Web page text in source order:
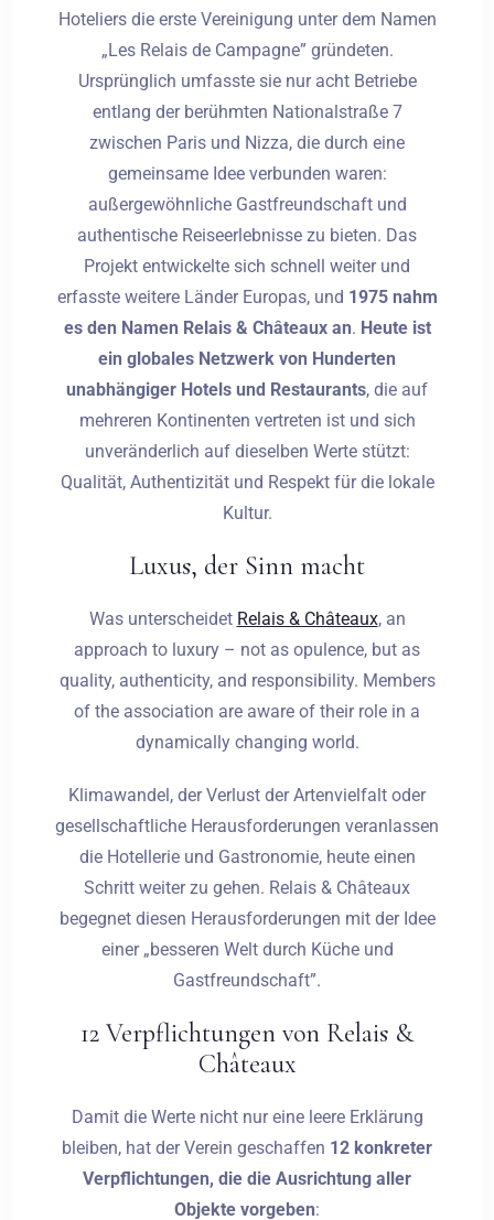
Hoteliers die erste Vereinigung unter dem Namen
„Les Relais de Campagne” gründeten.
Ursprünglich umfasste sie nur acht Betriebe
entlang der berühmten Nationalstraße 7
zwischen Paris und Nizza, die durch eine
gemeinsame Idee verbunden waren:
außergewöhnliche Gastfreundschaft und
authentische Reiseerlebnisse zu bieten. Das
Projekt entwickelte sich schnell weiter und
erfasste weitere Länder Europas, und 1975 nahm
es den Namen Relais & Châteaux an. Heute ist
ein globales Netzwerk von Hunderten
unabhängiger Hotels und Restaurants, die auf
mehreren Kontinenten vertreten ist und sich
unveränderlich auf dieselben Werte stützt:
Qualität, Authentizität und Respekt für die lokale
Kultur.
Luxus, der Sinn macht
Was unterscheidet Relais & Châteaux, an
approach to luxury – not as opulence, but as
quality, authenticity, and responsibility. Members
of the association are aware of their role in a
dynamically changing world.
Klimawandel, der Verlust der Artenvielfalt oder
gesellschaftliche Herausforderungen veranlassen
die Hotellerie und Gastronomie, heute einen
Schritt weiter zu gehen. Relais & Châteaux
begegnet diesen Herausforderungen mit der Idee
einer „besseren Welt durch Küche und
Gastfreundschaft”.
12 Verpflichtungen von Relais &
Châteaux
Damit die Werte nicht nur eine leere Erklärung
bleiben, hat der Verein geschaffen 12 konkreter
Verpflichtungen, die die Ausrichtung aller
Objekte vorgeben: